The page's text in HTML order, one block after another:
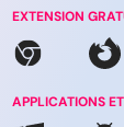
EXTENSION
APPLICATIONS